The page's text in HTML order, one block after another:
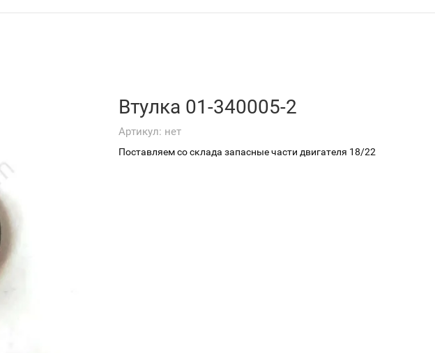
Втулка 01-340005-2
Артикул: нет
Поставляем со склада запасные части двигателя 18/22